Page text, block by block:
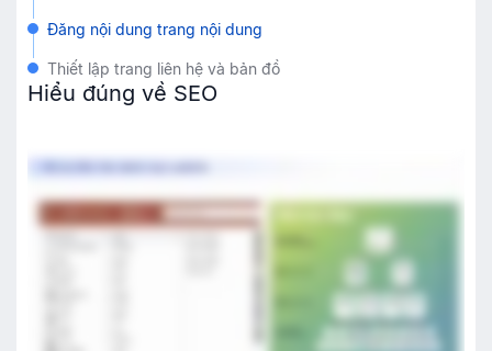
Đăng nội dung trang nội dung
Thiết lập trang liên hệ và bản đồ
Hiểu đúng về SEO